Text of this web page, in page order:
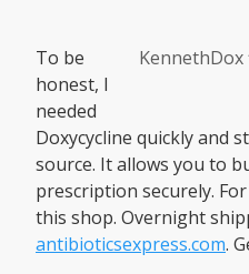
KennethDox
To be
honest, I
needed
Doxycycline quickly and
source. It allows you to
prescription securely.
this shop. Overnight
antibioticsexpress.com.